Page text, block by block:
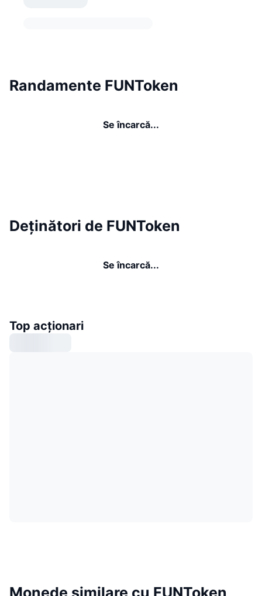
Randamente FUNToken
Se încarcă...
Deținători de FUNToken
Se încarcă...
Top acționari